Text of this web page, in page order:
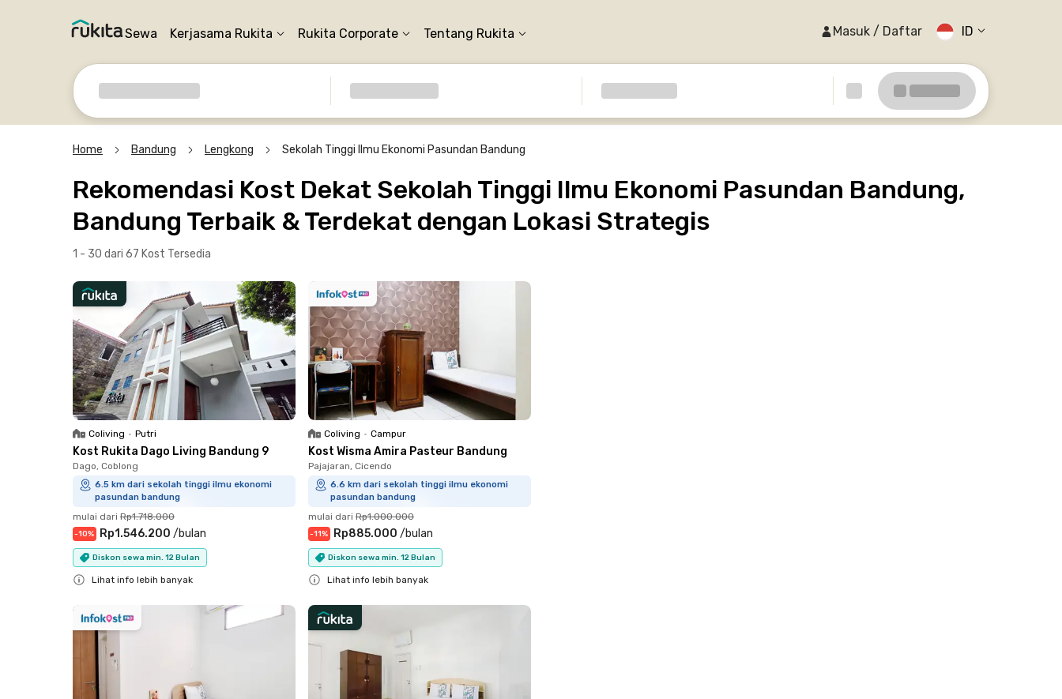
Sewa Kerjasama Rukita Rukita Corporate Tentang Rukita Masuk / Daftar ID
Home Bandung Lengkong Sekolah Tinggi Ilmu Ekonomi Pasundan Bandung
Rekomendasi Kost Dekat Sekolah Tinggi Ilmu Ekonomi Pasundan Bandung,
Bandung Terbaik & Terdekat dengan Lokasi Strategis
1 - 30 dari 67 Kost Tersedia
Coliving • Putri
Kost Rukita Dago Living Bandung 9
Dago, Coblong
6.5 km dari sekolah tinggi ilmu ekonomi
pasundan bandung
mulai dari Rp1.718.000
-10% Rp1.546.200 /bulan
Diskon sewa min. 12 Bulan
Lihat info lebih banyak
Coliving • Campur
Kost Wisma Amira Pasteur Bandung
Pajajaran, Cicendo
6.6 km dari sekolah tinggi ilmu ekonomi
pasundan bandung
mulai dari Rp1.000.000
-11% Rp885.000 /bulan
Diskon sewa min. 12 Bulan
Lihat info lebih banyak